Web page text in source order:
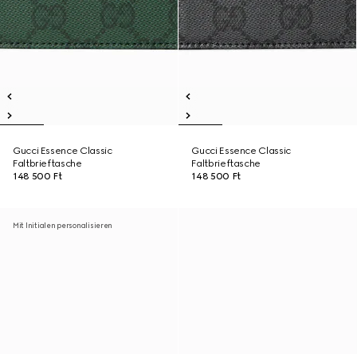
Gucci Essence Classic
Faltbrieftasche
148 500 Ft
Gucci Essence Classic
Faltbrieftasche
148 500 Ft
Mit Initialen personalisieren